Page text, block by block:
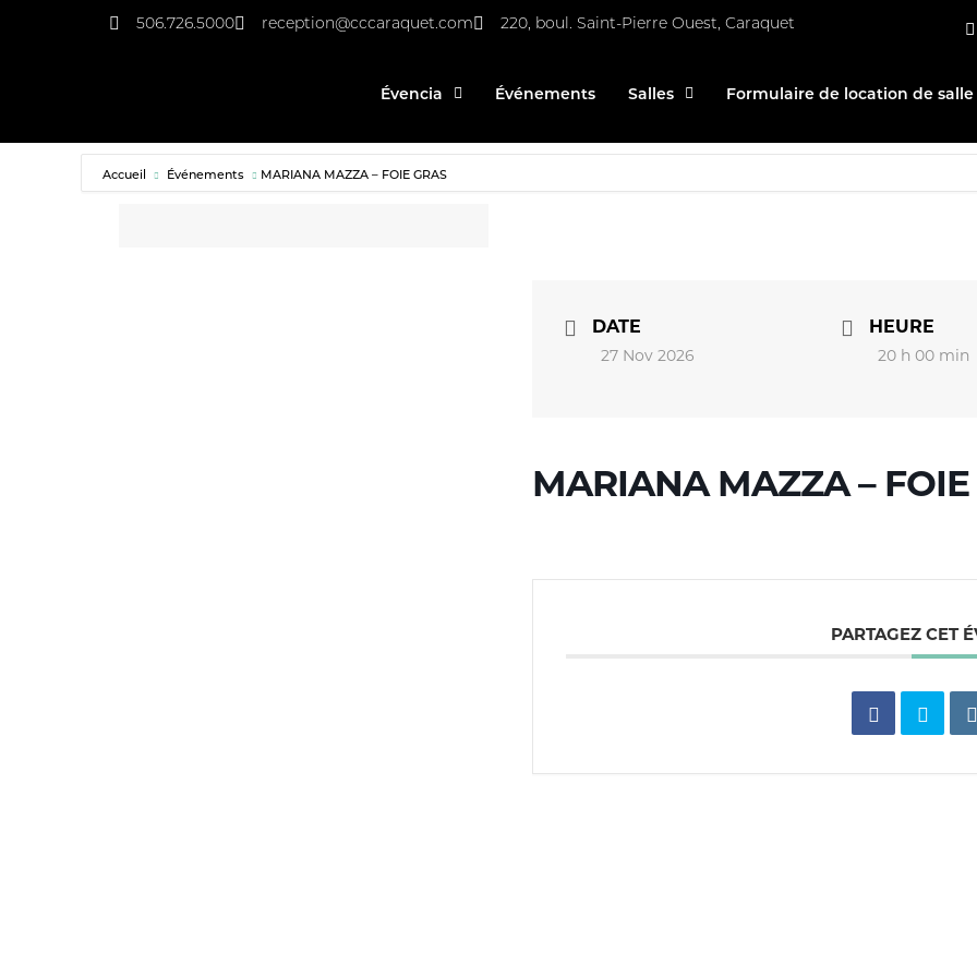
506.726.5000 reception@cccaraquet.com 220, boul. Saint-Pierre Ouest, Caraquet
Évencia Événements Salles Formulaire de location de salle
Accueil Événements MARIANA MAZZA – FOIE GRAS
DATE
27 Nov 2026
HEURE
20 h 00 min
MARIANA MAZZA – FOIE
PARTAGEZ CET